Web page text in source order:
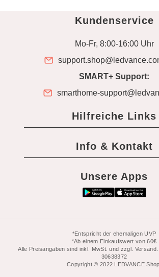
Kundenservice
Mo-Fr, 8:00-16:00 Uhr
SMART+ Support:
smarthome-
Hilfreiche Links
Info & Kontakt
Unsere Apps
*Entspricht der ehemaligen UVP
*Ab einem Einkaufswert von 60€
Alle Preisangaben sind inkl. MwSt. und zzgl.
30638372
Copyright © 2022 LEDVANCE Shop.